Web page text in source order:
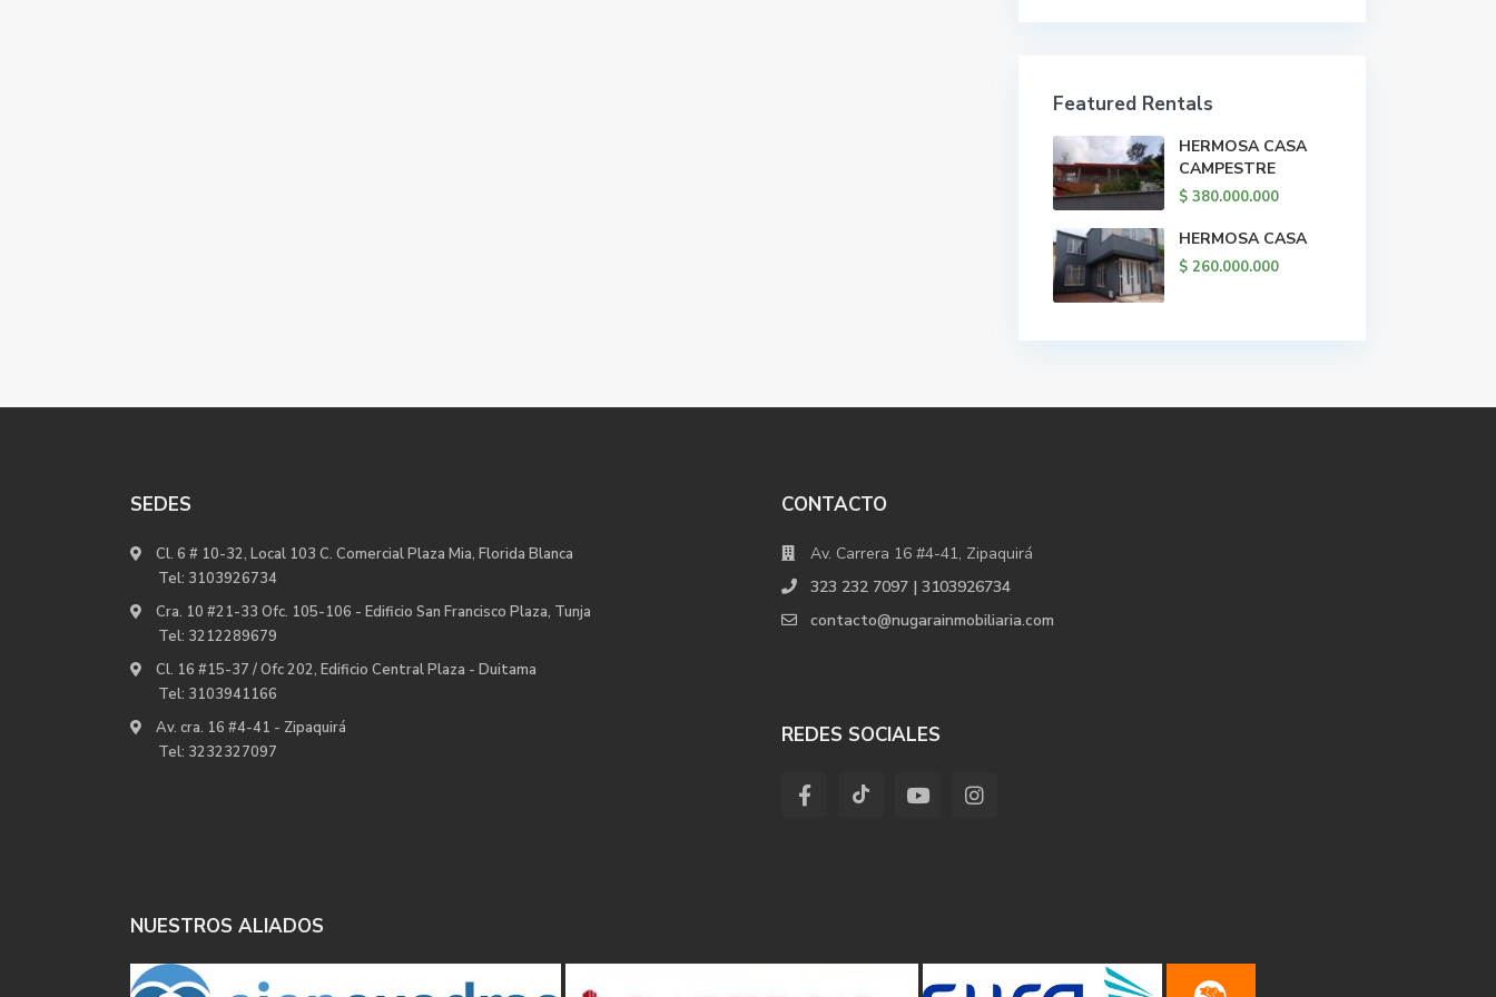
Featured Rentals
HERMOSA CASA
CAMPESTRE
$ 380.000.000
HERMOSA CASA
$ 260.000.000
SEDES
Cl. 6 # 10-32, Local 103 C. Comercial Plaza Mia, Florida Blanca
Tel: 3103926734
Cra. 10 #21-33 Ofc. 105-106 - Edificio San Francisco Plaza, Tunja
Tel: 3212289679
Cl. 16 #15-37 / Ofc 202, Edificio Central Plaza - Duitama
Tel: 3103941166
Av. cra. 16 #4-41 - Zipaquirá
Tel: 3232327097
CONTACTO
Av. Carrera 16 #4-41, Zipaquirá
323 232 7097 | 3103926734
contacto@nugarainmobiliaria.com
REDES SOCIALES
NUESTROS ALIADOS